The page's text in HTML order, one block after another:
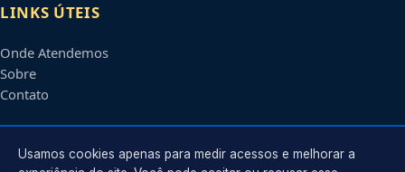
LINKS ÚTEIS
Onde Atendemos
Sobre
Contato
CONTATO
Usamos cookies apenas para medir acessos e melhorar a